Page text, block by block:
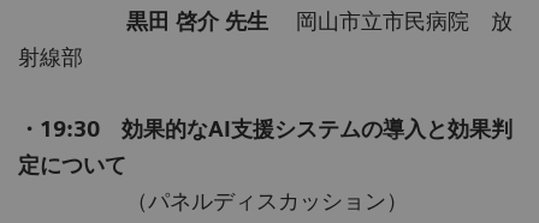
黒田 啓介 先生
岡山市立市民病院 放
射線部
・19:30 効果的なAI支援システムの導入と効果判
定について
（パネルディスカッション）